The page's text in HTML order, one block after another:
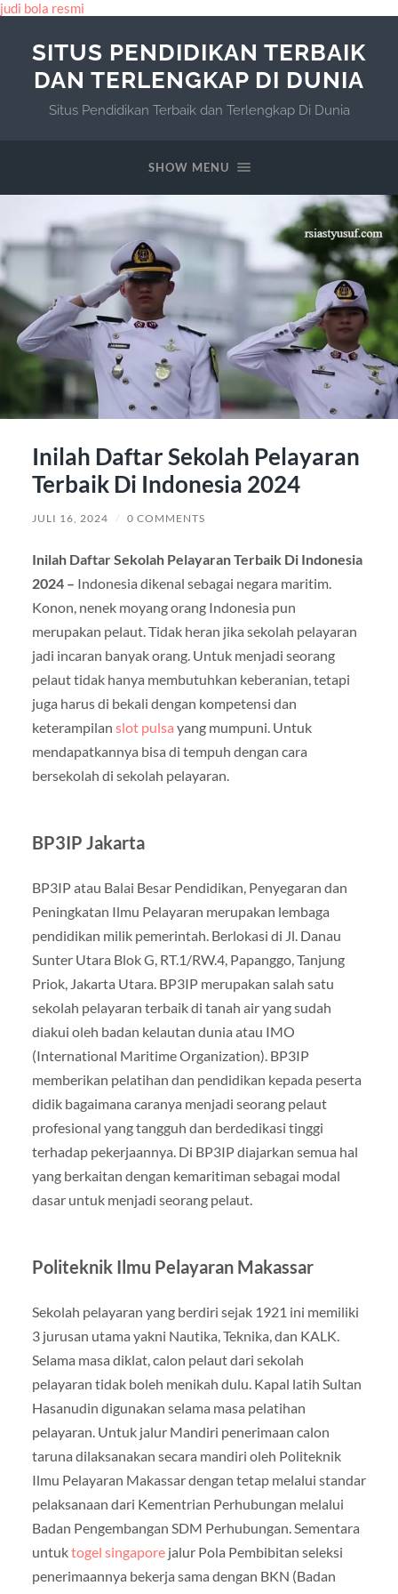
judi bola resmi
SITUS PENDIDIKAN TERBAIK
DAN TERLENGKAP DI DUNIA
Situs Pendidikan Terbaik dan Terlengkap Di Dunia
SHOW MENU
Inilah Daftar Sekolah Pelayaran
Terbaik Di Indonesia 2024
JULI 16, 2024 / 0 COMMENTS
Inilah Daftar Sekolah Pelayaran Terbaik Di Indonesia
2024 – Indonesia dikenal sebagai negara maritim.
Konon, nenek moyang orang Indonesia pun
merupakan pelaut. Tidak heran jika sekolah pelayaran
jadi incaran banyak orang. Untuk menjadi seorang
pelaut tidak hanya membutuhkan keberanian, tetapi
juga harus di bekali dengan kompetensi dan
keterampilan slot pulsa yang mumpuni. Untuk
mendapatkannya bisa di tempuh dengan cara
bersekolah di sekolah pelayaran.
BP3IP Jakarta
BP3IP atau Balai Besar Pendidikan, Penyegaran dan
Peningkatan Ilmu Pelayaran merupakan lembaga
pendidikan milik pemerintah. Berlokasi di Jl. Danau
Sunter Utara Blok G, RT.1/RW.4, Papanggo, Tanjung
Priok, Jakarta Utara. BP3IP merupakan salah satu
sekolah pelayaran terbaik di tanah air yang sudah
diakui oleh badan kelautan dunia atau IMO
(International Maritime Organization). BP3IP
memberikan pelatihan dan pendidikan kepada peserta
didik bagaimana caranya menjadi seorang pelaut
profesional yang tangguh dan berdedikasi tinggi
terhadap pekerjaannya. Di BP3IP diajarkan semua hal
yang berkaitan dengan kemaritiman sebagai modal
dasar untuk menjadi seorang pelaut.
Politeknik Ilmu Pelayaran Makassar
Sekolah pelayaran yang berdiri sejak 1921 ini memiliki
3 jurusan utama yakni Nautika, Teknika, dan KALK.
Selama masa diklat, calon pelaut dari sekolah
pelayaran tidak boleh menikah dulu. Kapal latih Sultan
Hasanudin digunakan selama masa pelatihan
pelayaran. Untuk jalur Mandiri penerimaan calon
taruna dilaksanakan secara mandiri oleh Politeknik
Ilmu Pelayaran Makassar dengan tetap melalui standar
pelaksanaan dari Kementrian Perhubungan melalui
Badan Pengembangan SDM Perhubungan. Sementara
untuktogel singaporejalur Pola Pembibitan seleksi
penerimaannya bekerja sama dengan BKN (Badan